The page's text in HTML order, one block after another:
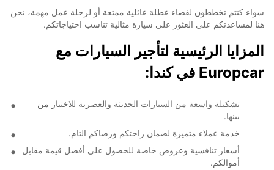
سواء كنتم تخططون لقضاء عطلة عائلية ممتعة أو لرحلة عمل مهمة، نحن
هنا لمساعدتكم على العثور على سيارة مثالية تناسب احتياجاتكم.
المزايا الرئيسية لتأجير السيارات مع
Europcar في كندا:
تشكيلة واسعة من السيارات الحديثة والعصرية للاختيار من
بينها.
خدمة عملاء متميزة لضمان راحتكم ورضاكم التام.
أسعار تنافسية وعروض خاصة للحصول على أفضل قيمة مقابل
أموالكم.